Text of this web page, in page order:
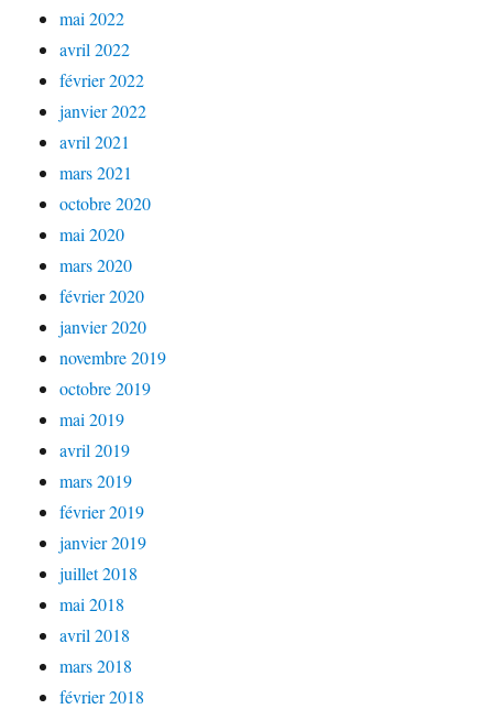
mai 2022
avril 2022
février 2022
janvier 2022
avril 2021
mars 2021
octobre 2020
mai 2020
mars 2020
février 2020
janvier 2020
novembre 2019
octobre 2019
mai 2019
avril 2019
mars 2019
février 2019
janvier 2019
juillet 2018
mai 2018
avril 2018
mars 2018
février 2018